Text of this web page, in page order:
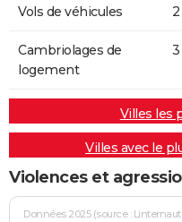
Vols de véhicules 2
Cambriolages de
logement
3
Villes les
Villes avec le
Violences et
Données 2025 (source :